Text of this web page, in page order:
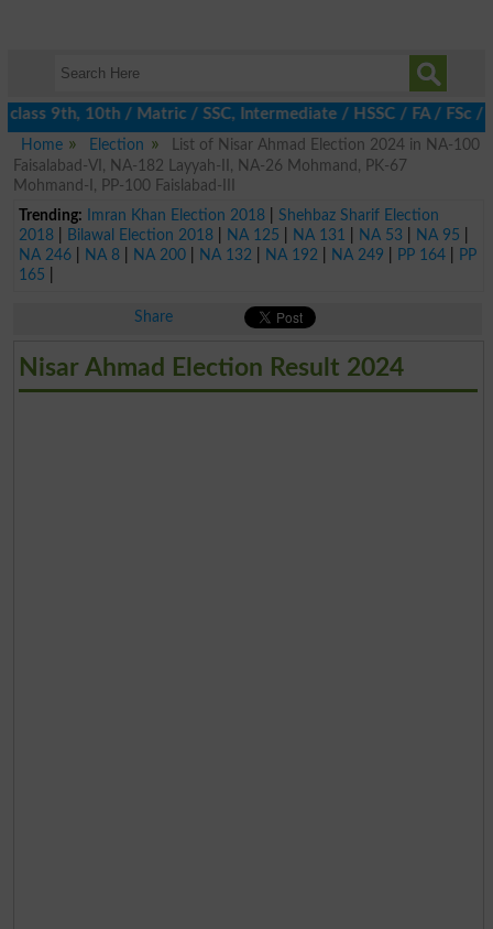
9th, 10th / Matric / SSC, Intermediate / HSSC / FA / FSc /
Home
Election
List of Nisar Ahmad Election 2024 in NA-100
Faisalabad-VI, NA-182 Layyah-II, NA-26 Mohmand, PK-67
Mohmand-I, PP-100 Faislabad-III
Trending:
Imran Khan Election 2018| Shehbaz Sharif Election
2018| Bilawal Election 2018| NA 125 NA 131 NA 53 NA 95
NA 246| NA 8| NA 200| NA 132 NA 192 NA 249 PP 164|
PP
165
Share
Nisar Ahmad Election Result 2024